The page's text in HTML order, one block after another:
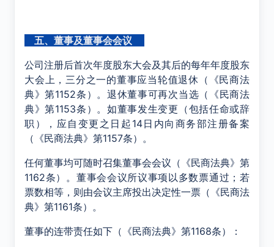
五、董事及董事会会议
公司注册后首次年度股东大会及其后的每年年度股东
大会上，三分之一的董事应当轮值退休（《民商法
典》第1152条）。退休董事可再次当选（《民商法
典》第1153条）。如董事发生变更（包括任命或辞
职），应自变更之日起14日内向商务部注册备案
（《民商法典》第1157条）。
任何董事均可随时召集董事会会议（《民商法典》第
1162条）。董事会会议所议事项以多数票通过；若
票数相等，则由会议主席投出决定性一票（《民商法
典》第1161条）。
董事的连带责任如下（《民商法典》第1168条）：